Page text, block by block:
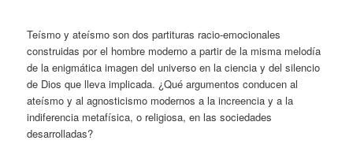
Teísmo y ateísmo son dos partituras racio-emocionales
construidas por el hombre moderno a partir de la misma melodía
de la enigmática imagen del universo en la ciencia y del silencio
de Dios que lleva implicada. ¿Qué argumentos conducen al
ateísmo y al agnosticismo modernos a la increencia y a la
indiferencia metafísica, o religiosa, en las sociedades
desarrolladas?